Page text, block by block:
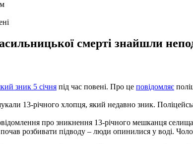
смерті знайшли
зник 5 січня під час повені. Про це повідомляє
13-річного хлопця, який недавно зник.
про зникнення 13-річного мешканця
розбивати підводу – люди опинилися у воді.